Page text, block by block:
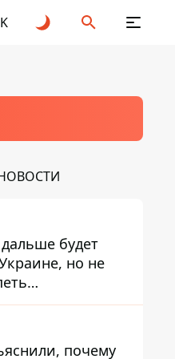
будет
но не
символику" -
почему